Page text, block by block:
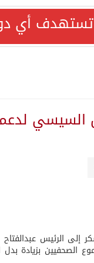
تستهدف أي
السيسي
إلى الرئيس